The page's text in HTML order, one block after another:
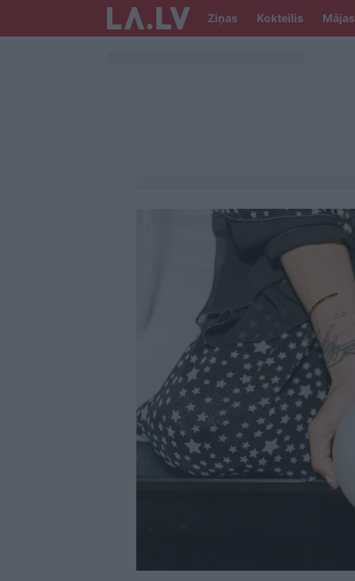
Ziņas Kokteilis Mājas